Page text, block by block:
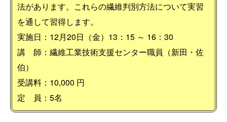
法があります。これらの繊維判別方法について実習
を通して習得します。
実施日：12月20日（金）13：15 ～ 16：30
講 師：繊維工業技術支援センター職員（新田・佐
伯）
受講料：10,000 円
定 員：5名